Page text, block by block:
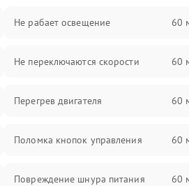
Не рабает освещение 60
Не переключаются скорости 60
Перегрев двигателя 60
Поломка кнопок управления 60
Повреждение шнура питания 60